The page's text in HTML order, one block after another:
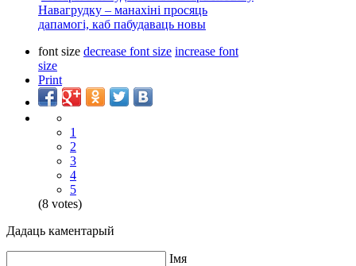
Навагрудку – манахіні просяць
дапамогі, каб пабудаваць новы
font size decrease font size increase font
size
Print
1
2
3
4
5
(8 votes)
Дадаць каментарый
Iмя